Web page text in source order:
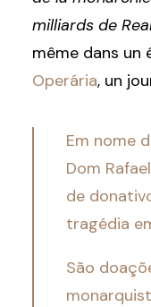
milliards de
même dans un
Operária, un
Em nome
Dom
de
tragédia
São